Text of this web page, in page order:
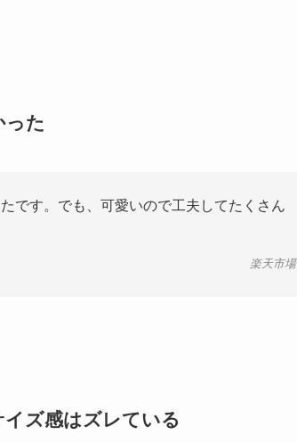
た
です。でも、可愛いので工夫してたくさん
楽天市場
ズ感はズレている